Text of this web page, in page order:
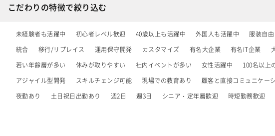
こだわりの特徴で絞り込む
未経験者も活躍中 初心者レベル歓迎 40歳以上も活躍中 外国人も活躍中 服装自由
統合
移行/リプレイス 運用保守開発 カスタマイズ 有名大企業 有名IT企業
若い年齢層が多い
休みが取りやすい 社内イベントが多い 女性活躍中 100名以上
アジャイル型開発
スキルチェンジ可能 現場での教育あり 顧客と直接コミュニケー
夜勤あり
土日祝日出勤あり 週2日 週3日 シニア・定年層歓迎 時短勤務歓迎